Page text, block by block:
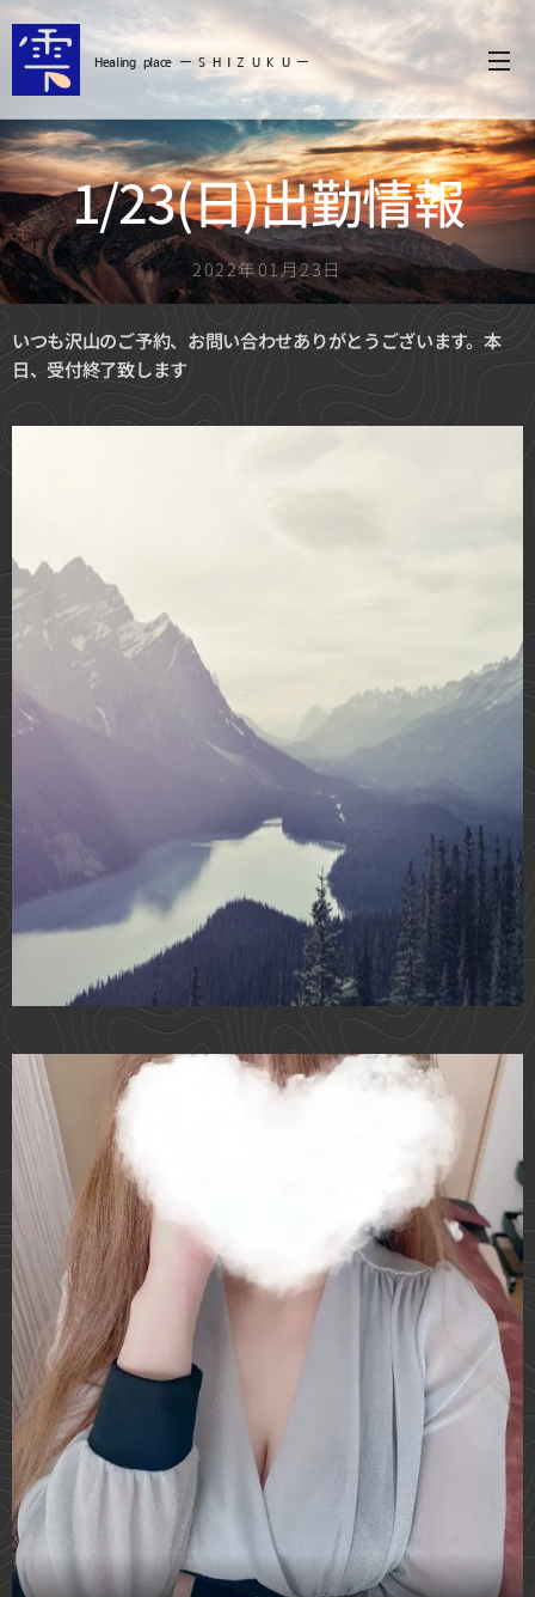
Healing place ー S H I Z U K U ー
1/23(日)出勤情報
2022年01月23日
いつも沢山のご予約、お問い合わせありがとうございます。 本
日、受付終了致します